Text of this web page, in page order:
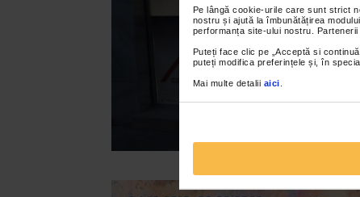
Pe lângă cookie-urile care sunt strict
nostru și ajută la îmbunătățirea
performanța site-ului nostru.
Puteți face clic pe „Acceptă si
puteți modifica preferințele și, în
Mai multe detalii aici